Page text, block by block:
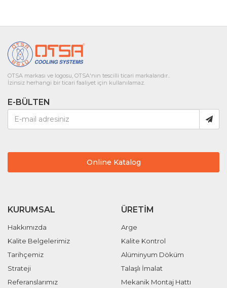
OTSA markası ve logosu, OTSA'nın tescilli ticari markalarıdır..
İzinsiz herhangi bir ticari faaliyet için kullanılamaz.
E-BÜLTEN
Online Katalog
KURUMSAL
Hakkımızda
Kalite Belgelerimiz
Tarihçemiz
Strateji
Referanslarımız
ÜRETIM
Arge
Kalite Kontrol
Alüminyum Döküm
Talaşlı İmalat
Mekanik Montaj Hattı